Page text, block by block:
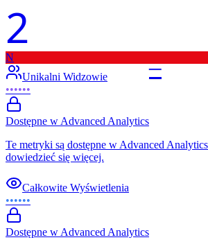
2
–
N
Unikalni Widzowie
••••••
Dostępne w Advanced Analytics
Te metryki są dostępne w Advanced
dowiedzieć się więcej.
Całkowite Wyświetlenia
••••••
Dostępne w Advanced Analytics